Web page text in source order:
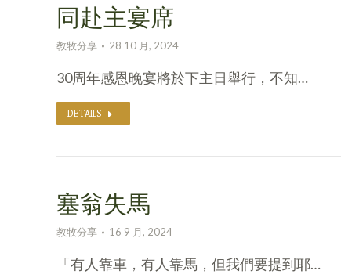
同赴主宴席
教牧分享 28 10 月, 2024
30周年感恩晚宴將於下主日舉行，不知…
DETAILS
塞翁失馬
教牧分享 16 9 月, 2024
「有人靠車，有人靠馬，但我們要提到耶…